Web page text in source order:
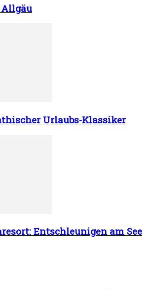
Urlaubs-Klassiker
Entschleunigen am See